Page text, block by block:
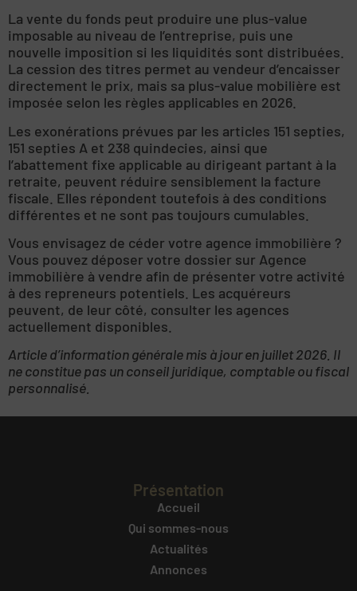
La vente du fonds peut produire une plus-value
imposable au niveau de l’entreprise, puis une
nouvelle imposition si les liquidités sont distribuées.
La cession des titres permet au vendeur d’encaisser
directement le prix, mais sa plus-value mobilière est
imposée selon les règles applicables en 2026.
Les exonérations prévues par les articles 151 septies,
151 septies A et 238 quindecies, ainsi que
l’abattement fixe applicable au dirigeant partant à la
retraite, peuvent réduire sensiblement la facture
fiscale. Elles répondent toutefois à des conditions
différentes et ne sont pas toujours cumulables.
Vous envisagez de céder votre agence immobilière ?
Vous pouvez déposer votre dossier sur Agence
immobilière à vendre afin de présenter votre activité
à des repreneurs potentiels. Les acquéreurs
peuvent, de leur côté, consulter les agences
actuellement disponibles.
Article d’information générale mis à jour en juillet 2026. Il
ne constitue pas un conseil juridique, comptable ou fiscal
personnalisé.
Présentation
Accueil
Qui sommes-nous
Actualités
Annonces